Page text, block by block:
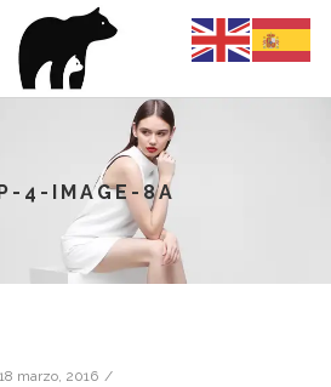
4-IMAGE-8A
18 marzo, 2016